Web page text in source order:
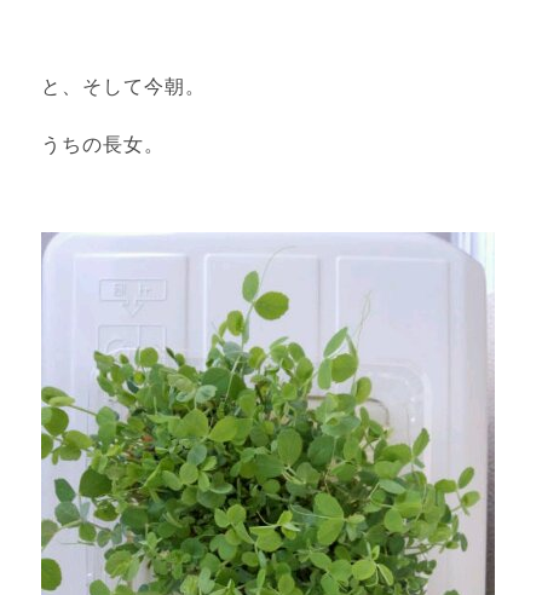
と、そして今朝。
うちの長女。